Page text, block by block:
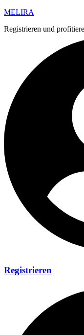
MELIRA
Registrieren und
Registrieren